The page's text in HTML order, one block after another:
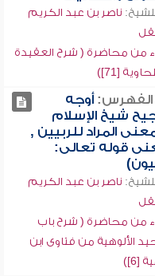
ناصر بن عبد الكريم
من محاضرة ( شرح العقيدة
[71])
الفهرس:أوجه
شيخ الإسلام
المراد للربيين ,
قوله تعالى:
ناصر بن عبد الكريم
من محاضرة ( شرح باب
الألوهية من فتاوى ابن
[6])